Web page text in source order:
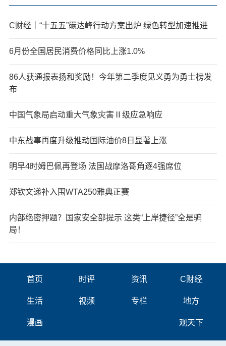
C财经｜“十五五”碳达峰行动方案出炉 绿色转型加速推进
6月份全国居民消费价格同比上涨1.0%
86人获通报表扬和奖励！今年第二季度见义勇为勇士榜发
布
中国气象局启动重大气象灾害Ⅱ级应急响应
中东战事再度升级推动国际油价8日显著上涨
明早4时姆巴佩再登场 法国战摩洛哥角逐4强席位
郑钦文递补入围WTA250雅典正赛
内部绝密押题？国家安全部提示 这类“上岸捷径”全是骗
局！
首页 时评 资讯 C财经
生活 视频 专栏 地方
漫画 观天下